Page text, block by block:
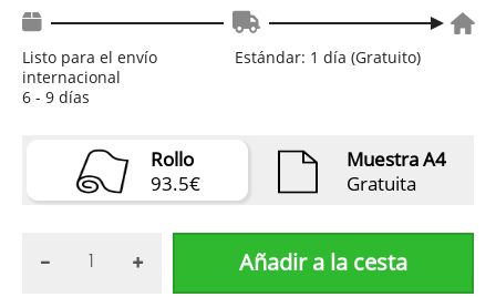
Listo para el envío
internacional
6 - 9 días
Estándar: 1 día (Gratuito)
Rollo
93.5€
Muestra A4
Gratuita
Añadir a la cesta